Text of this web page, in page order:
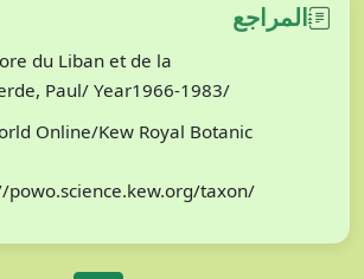
المراجع
du Liban et de la
Paul/ Year1966-1983/
Online/Kew Royal Botanic
powo.science.kew.org/taxon/